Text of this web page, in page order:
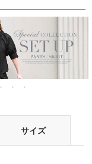
サイズ